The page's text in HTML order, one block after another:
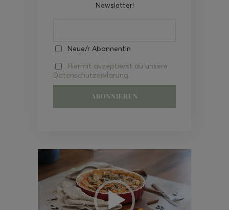
Newsletter!
Neue/r AbonnentIn
Hiermit akzeptierst du unsere
Datenschutzerklärung.
Video-